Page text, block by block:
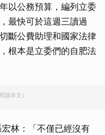
以公務預算，編列立委
最快可於這週三讀過
斷公費助理和國家法律
根本是立委們的自肥法
讀本文）
林：「不僅已經沒有